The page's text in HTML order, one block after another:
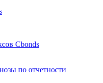
Cbonds
по отчетности